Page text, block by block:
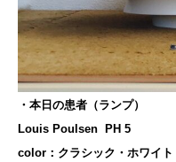
・本日の患者（ランプ）
Louis Poulsen PH 5
color：クラシック・ホワイト